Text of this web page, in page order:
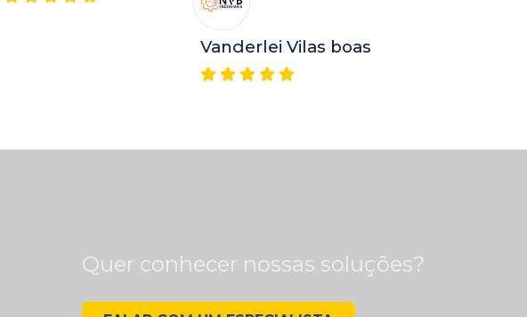
Vanderlei Vilas boas
Quer conhecer nossas soluções?